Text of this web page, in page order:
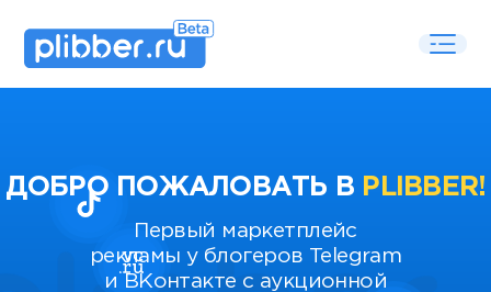
ДОБРО ПОЖАЛОВАТЬ В PLIBBER!
Первый маркетплейс
рекламы у блогеров Telegram
и ВКонтакте с аукционной